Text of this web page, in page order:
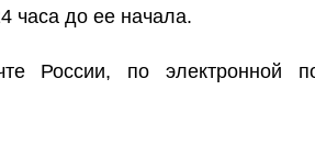
часа до ее начала.
России, по электронной